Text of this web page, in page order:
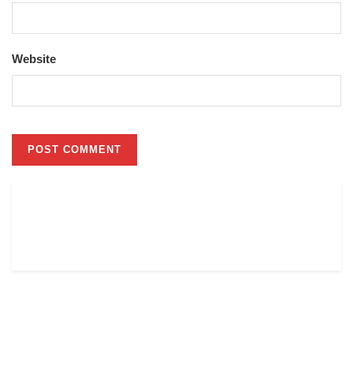
Website